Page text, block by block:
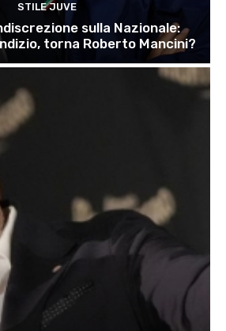
STILE JUVE
sulla Nazionale:
torna Roberto Mancini?